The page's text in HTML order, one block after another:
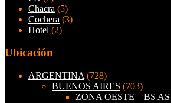
Chacra (5)
Cochera (3)
Hotel (2)
Ubicación
ARGENTINA (728)
BUENOS AIRES (703)
ZONA OESTE – BS AS